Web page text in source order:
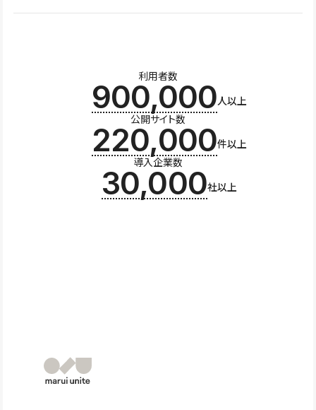
利用者数
900,000人以上
公開サイト数
220,000件以上
導入企業数
30,000社以上